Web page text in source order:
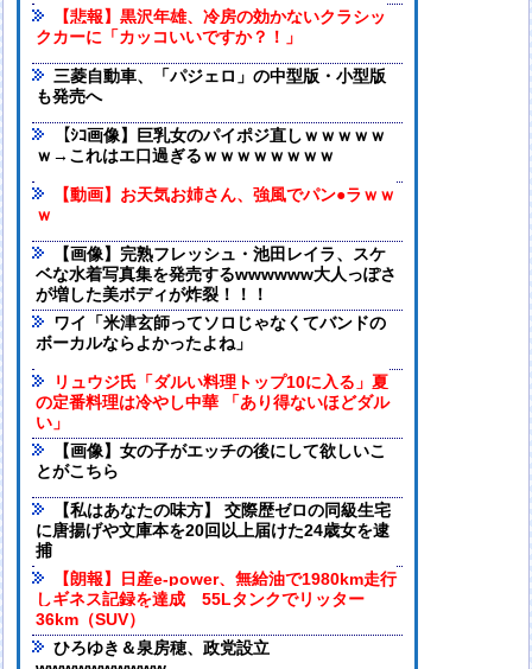
【悲報】黒沢年雄、冷房の効かないクラシッ
クカーに「カッコいいですか？！」
三菱自動車、「パジェロ」の中型版・小型版
も発売へ
【ｼｺ画像】巨乳女のパイポジ直しｗｗｗｗｗ
ｗ→これはエ口過ぎるｗｗｗｗｗｗｗｗ
【動画】お天気お姉さん、強風でパン●ラｗｗ
ｗ
【画像】完熟フレッシュ・池田レイラ、スケ
ベな水着写真集を発売するwwwwww大人っぽさ
が増した美ボディが炸裂！！！
ワイ「米津玄師ってソロじゃなくてバンドの
ボーカルならよかったよね」
リュウジ氏「ダルい料理トップ10に入る」夏
の定番料理は冷やし中華 「あり得ないほどダル
い」
【画像】女の子がエッチの後にして欲しいこ
とがこちら
【私はあなたの味方】 交際歴ゼロの同級生宅
に唐揚げや文庫本を20回以上届けた24歳女を逮
捕
【朗報】日産e-power、無給油で1980km走行
しギネス記録を達成 55Lタンクでリッター
36km（SUV）
ひろゆき＆泉房穂、政党設立